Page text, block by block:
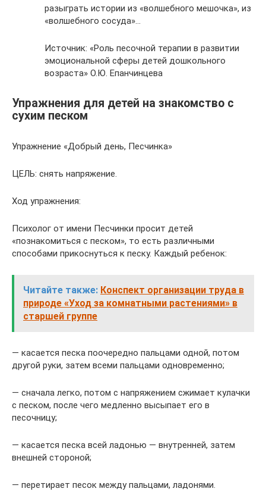
разыграть истории из «волшебного мешочка», из
«волшебного сосуда»…
Источник: «Роль песочной терапии в развитии
эмоциональной сферы детей дошкольного
возраста» О.Ю. Епанчинцева
Упражнения для детей на знакомство с
сухим песком
Упражнение «Добрый день, Песчинка»
ЦЕЛЬ: снять напряжение.
Ход упражнения:
Психолог от имени Песчинки просит детей
«познакомиться с песком», то есть различными
способами прикоснуться к песку. Каждый ребенок:
Читайте также: Конспект организации труда в
природе «Уход за комнатными растениями» в
старшей группе
— касается песка поочередно пальцами одной, потом
другой руки, затем всеми пальцами одновременно;
— сначала легко, потом с напряжением сжимает кулачки
с песком, после чего медленно высыпает его в
песочницу;
— касается песка всей ладонью — внутренней, затем
внешней стороной;
— перетирает песок между пальцами, ладонями.